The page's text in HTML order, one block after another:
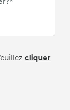
cliquer